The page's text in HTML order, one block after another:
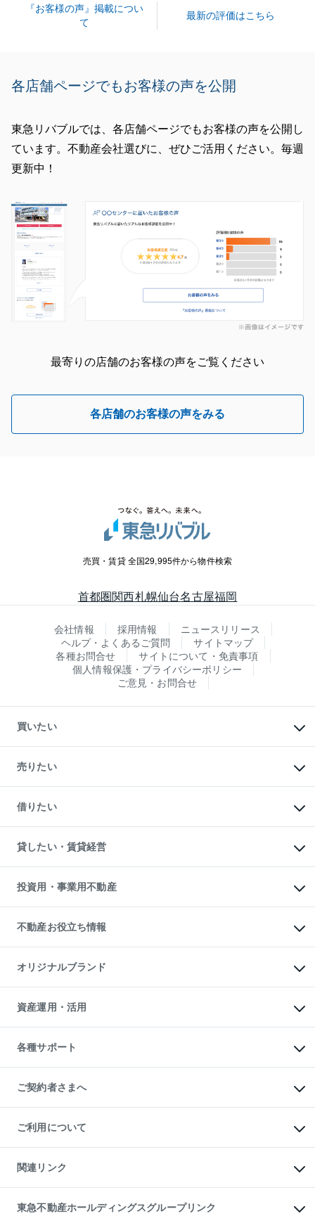
『お客様の声』掲載につい
て
最新の評価はこちら
各店舗ページでもお客様の声を公開
東急リバブルでは、各店舗ページでもお客様の声を公開し
ています。不動産会社選びに、ぜひご活用ください。毎週
更新中！
最寄りの店舗のお客様の声をご覧ください
各店舗のお客様の声をみる
売買・賃貸 全国29,995件から物件検索
首都圏関西札幌仙台名古屋福岡
会社情報 採用情報
ニュースリリース
ヘルプ・よくあるご質問
サイトマップ
各種お問合せ
サイトについて・免責事項
個人情報保護・プライバシーポリシー
ご意見・お問合せ
買いたい
新築・分譲マンションの購入
中古マンションの購入
一戸建ての購入
中古一戸建ての購入
不動産購入の流れ
注目キーワード物件特集
購入ガイド
English 繁体中文簡体中文
売りたい
一戸建ての売却・査定
土地の売却・査定
スピードAI査定
不動産査定について
不動産売却の流れ
不動産買換えの流れ
売却ガイド
借りたい
オフィス・店舗の賃貸
借りるときの流れ
借りるガイド
貸したい・賃貸経営
マンション賃料データ
賃貸管理プラン
リロケーションについて
貸すガイド
投資用・事業用不動産
事業用不動産
マンション投資
投資用マンション
アパート経営
収益物件
ビル購入（ビル一棟）
投資用不動産の売却査定
事業用不動産の売却査定
不動産お役立ち情報
マンションライブラリー
人気マンションランキング
暮らしに役立つ不動産メディア
不動産相場・不動産価格情報
不動産コラム・ニュース
不動産用語集
不動産なんでもネット相談室
住まいの税金
オリジナルブランド
一棟リノベーションマンション
L`GENTE（ルジェンテ）
区分リノベーションマンション
投資用一棟レジデンスWELL
不動産小口投資
LEGACIA（レガシア）
資産運用・活用
不動産M&A
アセットマネジメント・出資
各種サポート
相続サポート
リフォームサポート
ご契約者さまへ
ご紹介・再契約特典
入居者様専用-各種ご案内（賃貸）
東急こすもす会「こすもすWeb」
ご利用について
金融商品取引について
東急リバブル ソーシャルメディアポリシー
ご意見・お問い合わせ（金融商品取引専用の相談・お問い合わせ窓口）
ダイレクトメール（郵送物）・Eメールなどの送付停止について
関連リンク
これからご結婚される方に東急百貨店のブライダルクラブ
人材サービスのご用命は 東急リバブルスタッフ株式会社まで
東急不動産ホールディングスグループリンク